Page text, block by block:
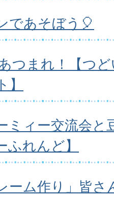
であそぼう🎈
つまれ！【つ
ミィー交流会と
れんど】
ーム作り」皆